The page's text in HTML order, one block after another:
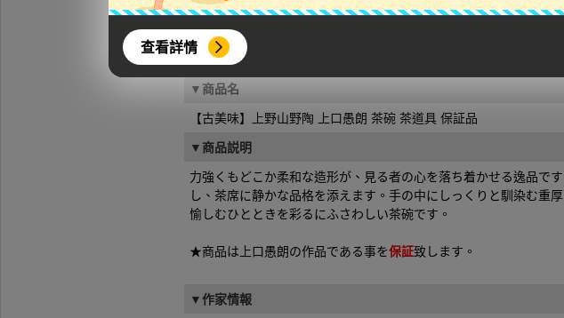
查看詳情
▼商品名
【古美味】上野山野陶 上口愚朗 茶碗 茶道具 保証品
▼商品説明
力強くもどこか柔和な造形が、見る者の心を落ち着かせる逸品で
し、茶席に静かな品格を添えます。手の中にしっくりと馴染む重
愉しむひとときを彩るにふさわしい茶碗です。
★商品は上口愚朗の作品である事を保証致します。
▼作家情報